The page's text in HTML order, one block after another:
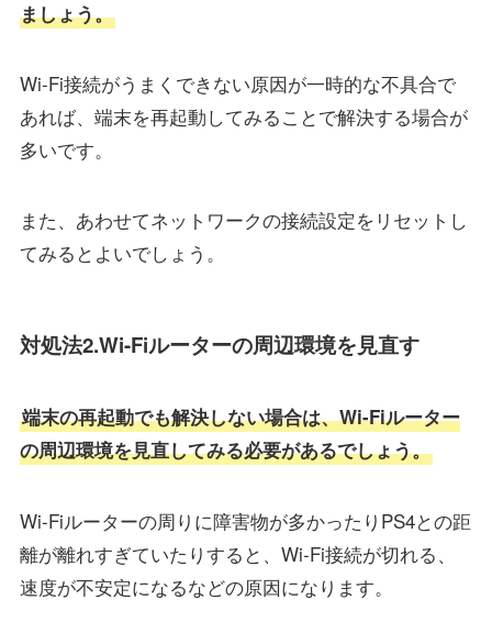
ましょう。
Wi-Fi接続がうまくできない原因が一時的な不具合で
あれば、端末を再起動してみることで解決する場合が
多いです。
また、あわせてネットワークの接続設定をリセットし
てみるとよいでしょう。
対処法2.Wi-Fiルーターの周辺環境を見直す
端末の再起動でも解決しない場合は、Wi-Fiルーター
の周辺環境を見直してみる必要があるでしょう。
Wi-Fiルーターの周りに障害物が多かったりPS4との距
離が離れすぎていたりすると、Wi-Fi接続が切れる、
速度が不安定になるなどの原因になります。